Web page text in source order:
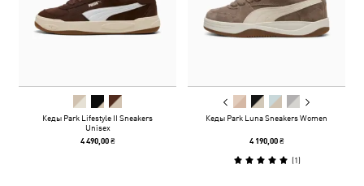
Кеды Park Lifestyle II Sneakers
Unisex
4 490,00 ₴
Кеды Park Luna Sneakers Women
4 190,00 ₴
(1)